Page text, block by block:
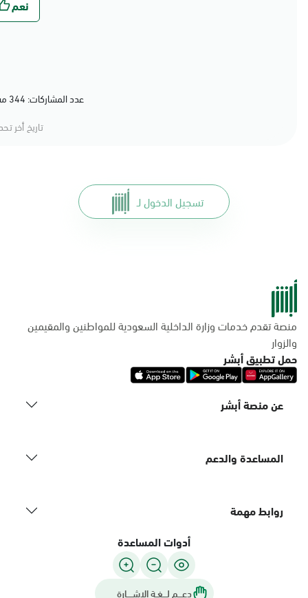
عدد المشاركات: 344 مشاركة (79%) أعجبهم المحتوى
تاريخ أخر
تسجيل الدخول لـ
منصة تقدم خدمات وزارة الداخلية السعودية للمواطنين والمقيمين
والزوار
حمل تطبيق أبشر
عن منصة أبشر
المساعدة والدعم
روابط مهمة
أدوات المساعدة
دعـــم لـــغـة الاشــــارة